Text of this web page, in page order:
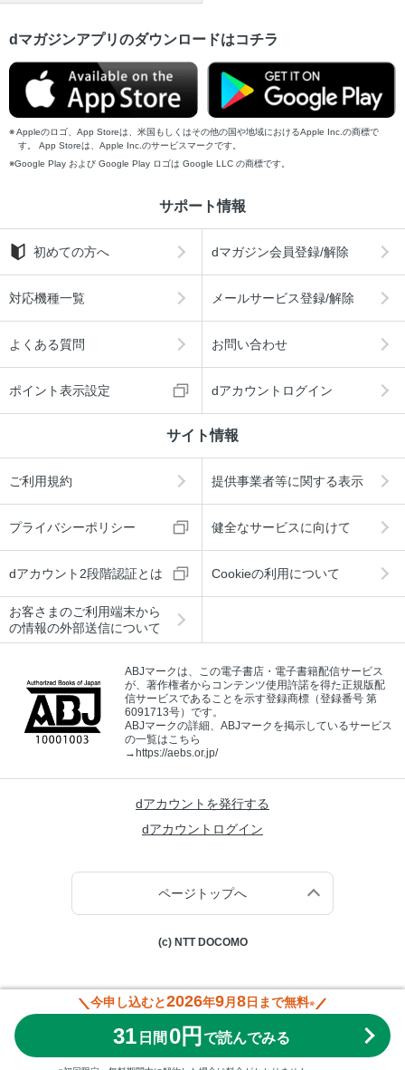
dマガジンアプリのダウンロードはコチラ
Appleのロゴ、App Storeは、米国もしくはその他の国や地域におけるApple Inc.の商標で
す。 App Storeは、Apple Inc.のサービスマークです。
Google Play および Google Play ロゴは Google LLC の商標です。
サポート情報
初めての方へ dマガジン会員登録/解除
対応機種一覧 メールサービス登録/解除
よくある質問 お問い合わせ
ポイント表示設定 dアカウントログイン
サイト情報
ご利用規約 提供事業者等に関する表示
プライバシーポリシー 健全なサービスに向けて
dアカウント2段階認証とは Cookieの利用について
お客さまのご利用端末から
の情報の外部送信について
ABJマークは、この電子書店・電子書籍配信サービス
が、著作権者からコンテンツ使用許諾を得た正規版配
信サービスであることを示す登録商標（登録番号 第
6091713号）です。
ABJマークの詳細、ABJマークを掲示しているサービス
の一覧はこちら
→https://aebs.or.jp/
dアカウントを発行する
dアカウントログイン
ページトップへ
(c) NTT DOCOMO
今申し込むと2026年9月 8日まで無料※
31 日間 0円 で読んでみる